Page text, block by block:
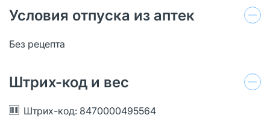
Условия отпуска из аптек
Без рецепта
Штрих-код и вес
Штрих-код: 8470000495564